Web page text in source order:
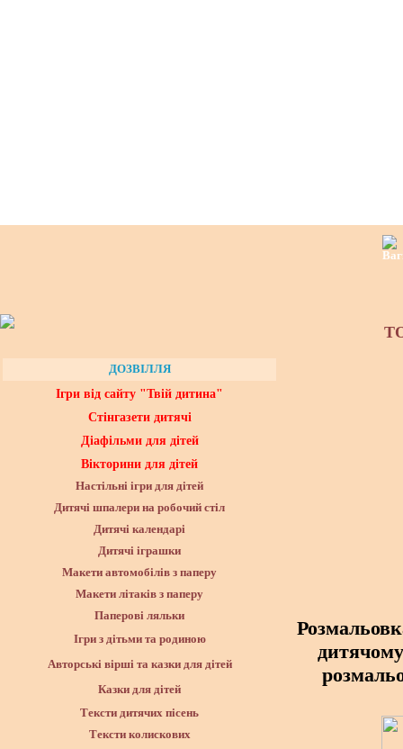
ДОЗВІЛЛЯ
Ігри від сайту "Твій дитина"
Стінгазети дитячі
Діафільми для дітей
Вікторини для дітей
Настільні ігри для дітей
Дитячі шпалери на робочий стіл
Дитячі календарі
Дитячі іграшки
Макети автомобілів з паперу
Макети літаків з паперу
Паперові ляльки
Ігри з дітьми та родиною
Авторські вірші та казки для дітей
Казки для дітей
Тексти дитячих пісень
Тексти колискових